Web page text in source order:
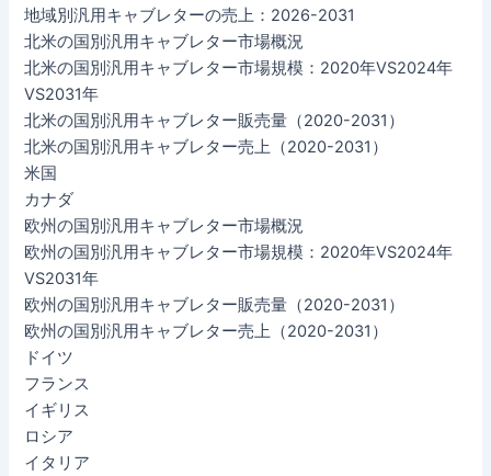
地域別汎用キャブレターの売上：2026-2031
北米の国別汎用キャブレター市場概況
北米の国別汎用キャブレター市場規模：2020年VS2024年
VS2031年
北米の国別汎用キャブレター販売量（2020-2031）
北米の国別汎用キャブレター売上（2020-2031）
米国
カナダ
欧州の国別汎用キャブレター市場概況
欧州の国別汎用キャブレター市場規模：2020年VS2024年
VS2031年
欧州の国別汎用キャブレター販売量（2020-2031）
欧州の国別汎用キャブレター売上（2020-2031）
ドイツ
フランス
イギリス
ロシア
イタリア